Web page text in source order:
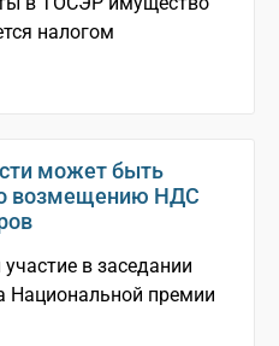
налогом
может быть
возмещению НДС
в заседании
Национальной премии